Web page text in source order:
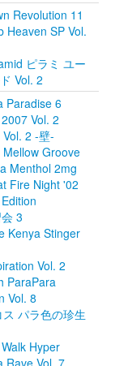
Revolution 11
Heaven SP Vol.
ピラミ ユー
Vol. 2
Paradise 6
Vol. 2
2 -壁-
Mellow Groove
Menthol 2mg
Fire Night '02
3
Kenya Stinger
Vol. 2
ParaPara
Vol. 8
パラ色の珍生
Hyper
Rave Vol. 7